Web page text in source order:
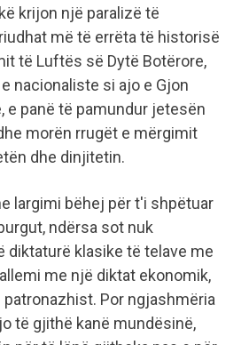
krijon një paralizë të
më të errëta të historisë
të Luftës së Dytë Botërore,
nacionaliste si ajo e Gjon
e panë të pamundur jetesën
morën rrugët e mërgimit
dhe dinjitetin.
largimi bëhej për t'i shpëtuar
ndërsa sot nuk
diktaturë klasike të telave me
me një diktat ekonomik,
Por ngjashmëria
të gjithë kanë mundësinë,